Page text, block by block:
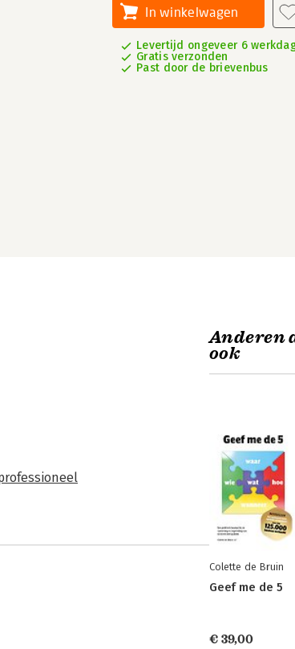
In winkelwagen
Levertijd ongeveer 6
Gratis verzonden
Past door de brievenbus
Anderen
ook
Colette de Bruin
Geef me de 5
€ 39,00